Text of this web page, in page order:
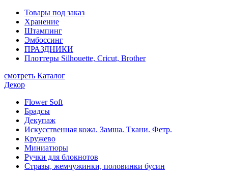
Товары под заказ
Хранение
Штампинг
Эмбоссинг
ПРАЗДНИКИ
Плоттеры Silhouette, Cricut, Brother
смотреть Каталог
Декор
Flower Soft
Брадсы
Декупаж
Искусственная кожа. Замша. Ткани. Фетр.
Кружево
Миниатюры
Ручки для блокнотов
Стразы, жемчужинки, половинки бусин